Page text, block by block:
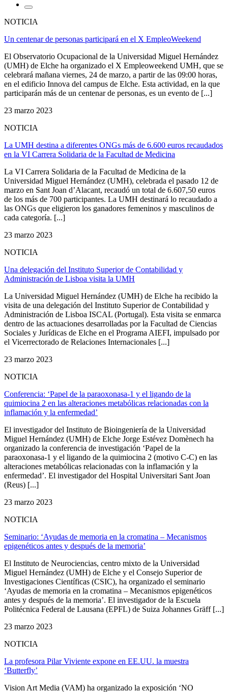
NOTICIA
Un centenar de personas participará en el X EmpleoWeekend
El Observatorio Ocupacional de la Universidad Miguel Hernández
(UMH) de Elche ha organizado el X Empleoweekend UMH, que se
celebrará mañana viernes, 24 de marzo, a partir de las 09:00 horas,
en el edificio Innova del campus de Elche. Esta actividad, en la que
participarán más de un centenar de personas, es un evento de [...]
23 marzo 2023
NOTICIA
La UMH destina a diferentes ONGs más de 6.600 euros recaudados
en la VI Carrera Solidaria de la Facultad de Medicina
La VI Carrera Solidaria de la Facultad de Medicina de la
Universidad Miguel Hernández (UMH), celebrada el pasado 12 de
marzo en Sant Joan d’Alacant, recaudó un total de 6.607,50 euros
de los más de 700 participantes. La UMH destinará lo recaudado a
las ONGs que eligieron los ganadores femeninos y masculinos de
cada categoría. [...]
23 marzo 2023
NOTICIA
Una delegación del Instituto Superior de Contabilidad y
Administración de Lisboa visita la UMH
La Universidad Miguel Hernández (UMH) de Elche ha recibido la
visita de una delegación del Instituto Superior de Contabilidad y
Administración de Lisboa ISCAL (Portugal). Esta visita se enmarca
dentro de las actuaciones desarrolladas por la Facultad de Ciencias
Sociales y Jurídicas de Elche en el Programa AIEFI, impulsado por
el Vicerrectorado de Relaciones Internacionales [...]
23 marzo 2023
NOTICIA
Conferencia: ‘Papel de la paraoxonasa-1 y el ligando de la
quimiocina 2 en las alteraciones metabólicas relacionadas con la
inflamación y la enfermedad’
El investigador del Instituto de Bioingeniería de la Universidad
Miguel Hernández (UMH) de Elche Jorge Estévez Domènech ha
organizado la conferencia de investigación ‘Papel de la
paraoxonasa-1 y el ligando de la quimiocina 2 (motivo C-C) en las
alteraciones metabólicas relacionadas con la inflamación y la
enfermedad’. El investigador del Hospital Universitari Sant Joan
(Reus) [...]
23 marzo 2023
NOTICIA
Seminario: ‘Ayudas de memoria en la cromatina – Mecanismos
epigenéticos antes y después de la memoria’
El Instituto de Neurociencias, centro mixto de la Universidad
Miguel Hernández (UMH) de Elche y el Consejo Superior de
Investigaciones Científicas (CSIC), ha organizado el seminario
‘Ayudas de memoria en la cromatina – Mecanismos epigenéticos
antes y después de la memoria’. El investigador de la Escuela
Politécnica Federal de Lausana (EPFL) de Suiza Johannes Gräff [...]
23 marzo 2023
NOTICIA
La profesora Pilar Viviente expone en EE.UU. la muestra
‘Butterfly’
Vision Art Media (VAM) ha organizado la exposición ‘NO